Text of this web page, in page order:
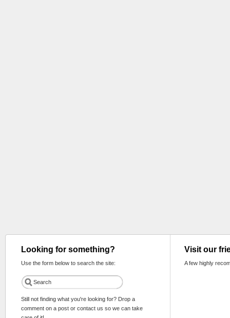
Looking for something?
Use the form below to search the site:
Still not finding what you're looking for? Drop a
comment on a post or contact us so we can take
Visit our
A few highly